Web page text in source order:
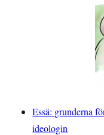
Essä: grunderna
ideologin